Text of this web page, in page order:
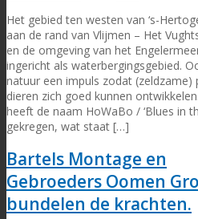
Het gebied ten westen van ‘s-
aan de rand van Vlijmen – Het
en de omgeving van het
ingericht als waterbergingsgebied.
natuur een impuls zodat (zeldzame)
dieren zich goed kunnen
heeft de naam HoWaBo / ‘Blues in
gekregen, wat staat […]
Bartels Montage en
Gebroeders Oomen
bundelen de krachten.